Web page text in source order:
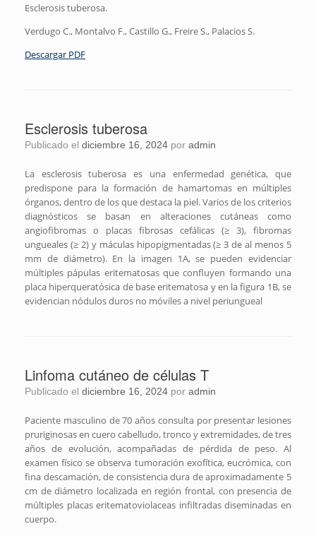
Esclerosis tuberosa.
Verdugo C., Montalvo F., Castillo G., Freire S., Palacios S.
Descargar PDF
Esclerosis tuberosa
Publicado el diciembre 16, 2024 por admin
La esclerosis tuberosa es una enfermedad genética, que
predispone para la formación de hamartomas en múltiples
órganos, dentro de los que destaca la piel. Varios de los criterios
diagnósticos se basan en alteraciones cutáneas como
angiofibromas o placas fibrosas cefálicas (≥ 3), fibromas
ungueales (≥ 2) y máculas hipopigmentadas (≥ 3 de al menos 5
mm de diámetro). En la imagen 1A, se pueden evidenciar
múltiples pápulas eritematosas que confluyen formando una
placa hiperqueratósica de base eritematosa y en la figura 1B, se
evidencian nódulos duros no móviles a nivel periungueal
Linfoma cutáneo de células T
Publicado el diciembre 16, 2024 por admin
Paciente masculino de 70 años consulta por presentar lesiones
pruriginosas en cuero cabelludo, tronco y extremidades, de tres
años de evolución, acompañadas de pérdida de peso. Al
examen físico se observa tumoración exofítica, eucrómica, con
fina descamación, de consistencia dura de aproximadamente 5
cm de diámetro localizada en región frontal, con presencia de
múltiples placas eritematoviolaceas infiltradas diseminadas en
cuerpo.